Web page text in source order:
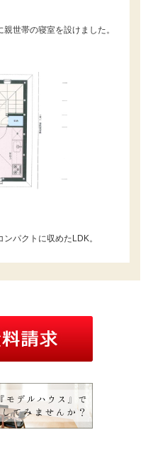
世帯の寝室を設けました。
パクトに収めたLDK。